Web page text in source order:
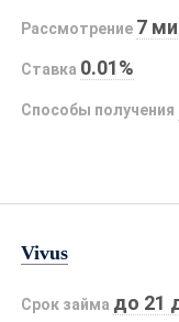
Рассмотрение 7
Ставка 0.01%
Способы получения
Vivus
Срок займа до 21